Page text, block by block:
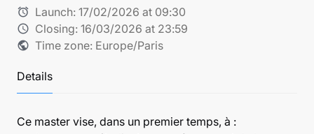
alarm Launch: 17/02/2026 at 09:30
schedule Closing: 16/03/2026 at 23:59
public Time zone: Europe/Paris
Details
Ce master vise, dans un premier temps, à :